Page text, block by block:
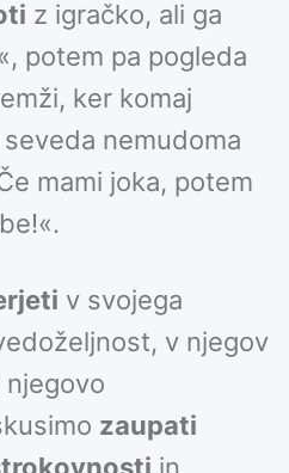
z igračko, ali ga
potem pa pogleda
ker komaj
nemudoma
mami joka, potem
v svojega
v njegov
zaupati
in